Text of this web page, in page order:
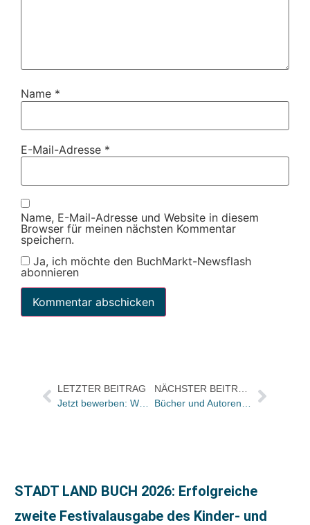
Name *
E-Mail-Adresse *
Name, E-Mail-Adresse und Website in diesem
Browser für meinen nächsten Kommentar
speichern.
Ja, ich möchte den BuchMarkt-Newsflash
abonnieren
LETZTER BEITRAG
Jetzt bewerben: WORTMELDUNGEN-Förderpreis 2023
NÄCHSTER BEITRAG
Bücher und Autoren in der ZEIT und im Freitag
STADT LAND BUCH 2026: Erfolgreiche
zweite Festivalausgabe des Kinder- und